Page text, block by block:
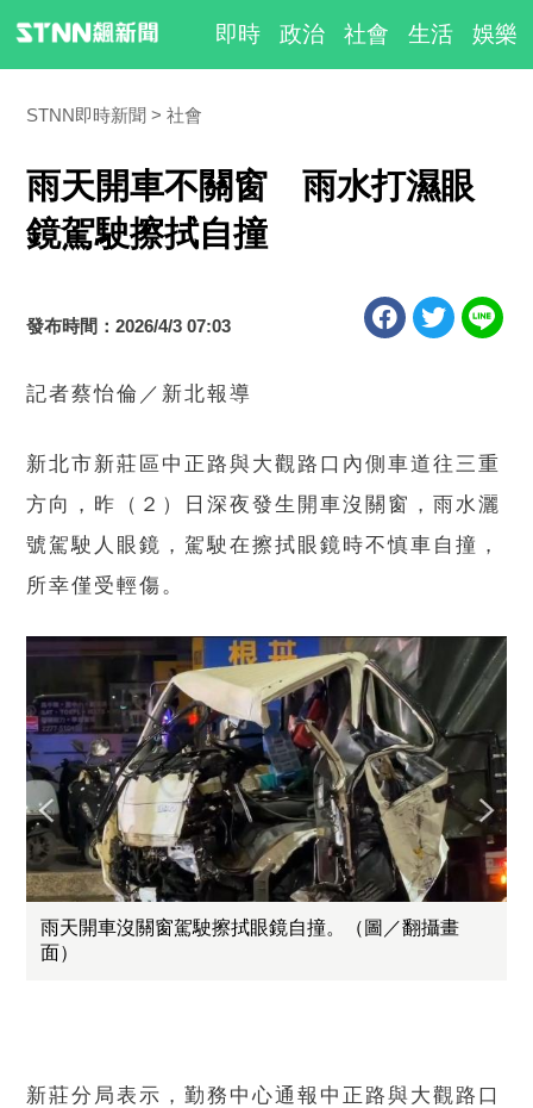
即時 政治 社會 生活 娛樂
STNN即時新聞 社會
雨天開車不關窗 雨水打濕眼
鏡駕駛擦拭自撞
發布時間：2026/4/3 07:03
記者蔡怡倫／新北報導
新北市新莊區中正路與大觀路口內側車道往三重
方向，昨（２）日深夜發生開車沒關窗，雨水灑
號駕駛人眼鏡，駕駛在擦拭眼鏡時不慎車自撞，
所幸僅受輕傷。
雨天開車沒關窗駕駛擦拭眼鏡自撞。（圖／翻攝畫
面）
新莊分局表示，勤務中心通報中正路與大觀路口